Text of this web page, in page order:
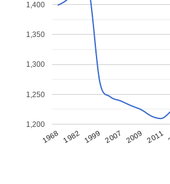
1968 1982 1999 2007 2009 2011
1,200
1,250
1,300
1,350
1,400